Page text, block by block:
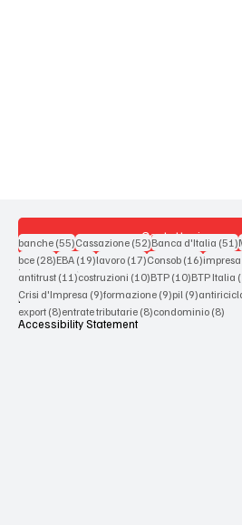
Contattaci
Terms & Conditions
Privacy Policy
Accessibility Statement
banche (55)55 post
Cassazione (52)52 post
Banca d'Italia (51)
bce (28)28 post
EBA (19)19 post
lavoro (17)17 post
Consob (16)16 post
impresa
antitrust (11)11 post
costruzioni (10)10 post
BTP (10)10 post
BTP Italia
Crisi d'Impresa (9)9 post
formazione (9)9 post
pil (9)9 post
export (8)8 post
entrate tributarie (8)8 post
condominio (8)8 post